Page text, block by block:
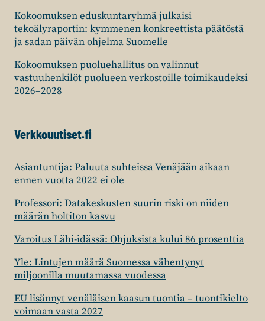
Kokoomuksen eduskuntaryhmä julkaisi
tekoälyraportin: kymmenen konkreettista päätöstä
ja sadan päivän ohjelma Suomelle
Kokoomuksen puoluehallitus on valinnut
vastuuhenkilöt puolueen verkostoille toimikaudeksi
2026–2028
Verkkouutiset.fi
Asiantuntija: Paluuta suhteissa Venäjään aikaan
ennen vuotta 2022 ei ole
Professori: Datakeskusten suurin riski on niiden
määrän holtiton kasvu
Varoitus Lähi-idässä: Ohjuksista kului 86 prosenttia
Yle: Lintujen määrä Suomessa vähentynyt
miljoonilla muutamassa vuodessa
EU lisännyt venäläisen kaasun tuontia – tuontikielto
voimaan vasta 2027